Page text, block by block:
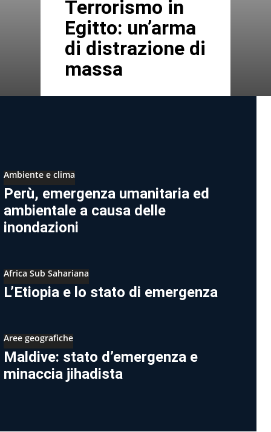
Terrorismo in
Egitto: un’arma
di distrazione di
massa
Ambiente e clima
Perù, emergenza umanitaria ed
ambientale a causa delle
inondazioni
Africa Sub Sahariana
L’Etiopia e lo stato di emergenza
Aree geografiche
Maldive: stato d’emergenza e
minaccia jihadista